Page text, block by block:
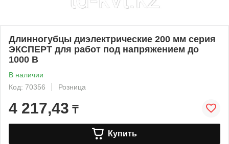
Длинногубцы диэлектрические 200 мм серия
ЭКСПЕРТ для работ под напряжением до
1000 В
В наличии
Код: 70356
Розница
4 217,43 ₸
Купить